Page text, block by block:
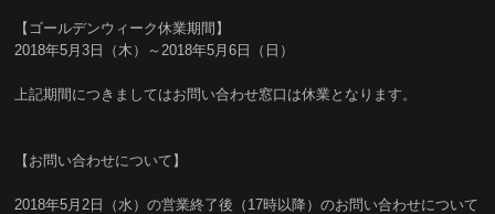
【ゴールデンウィーク休業期間】
2018年5月3日（木）～2018年5月6日（日）
上記期間につきましてはお問い合わせ窓口は休業となります。
【お問い合わせについて】
2018年5月2日（水）の営業終了後（17時以降）のお問い合わせについて